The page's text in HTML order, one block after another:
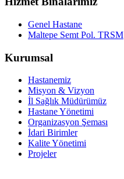
Genel Hastane
Maltepe Semt Pol. TRSM
Kurumsal
Hastanemiz
Misyon & Vizyon
İl Sağlık Müdürümüz
Hastane Yönetimi
Organizasyon Şeması
İdari Birimler
Kalite Yönetimi
Projeler